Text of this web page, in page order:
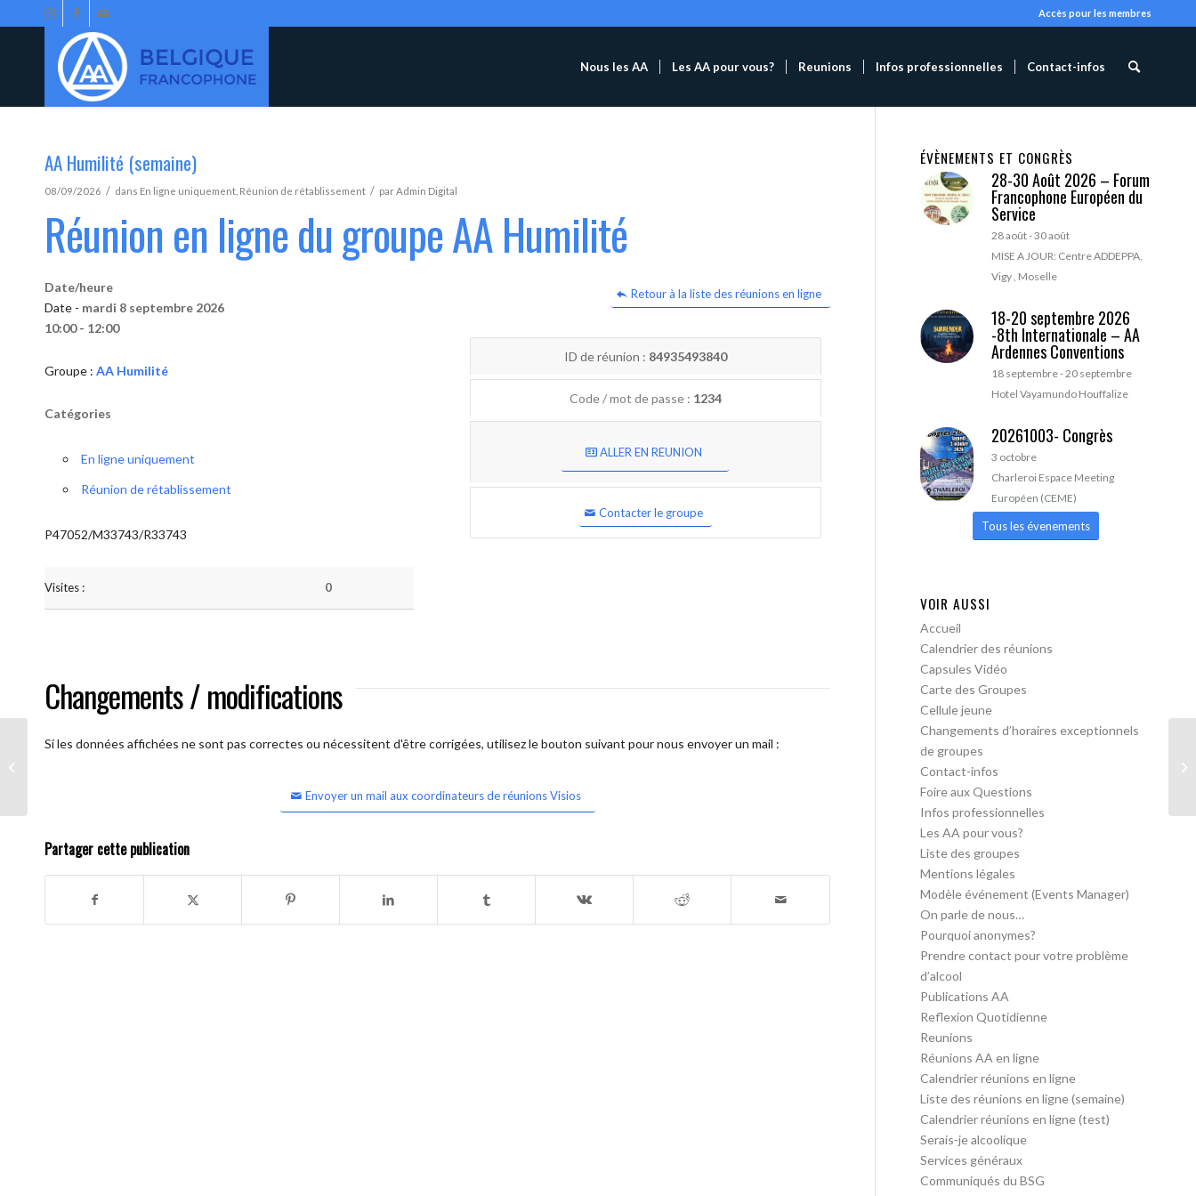
Accès pour les membres
Nous les AA Les AA pour vous? Reunions Infos professionnelles Contact-infos
AA Humilité (semaine)
08/09/2026 / dans En ligne uniquement Réunion de rétablissement / parAdmin Digital
Réunion en ligne du groupe AA Humilité
Retour à la liste des réunions en ligne
Date/heure
Date - mardi 8 septembre 2026
10:00 - 12:00
Groupe : AA Humilité
Catégories
En ligne uniquement
Réunion de rétablissement
P47052/M33743/R33743
Visites : 0
ID de réunion : 84935493840
Code / mot de passe : 1234
ALLER EN REUNION
Contacter le groupe
Changements / modifications
Si les données affichées ne sont pas correctes ou nécessitent d'être corrigées, utilisez le bouton suivant pour nous envoyer un mail :
Envoyer un mail aux coordinateurs de réunions Visios
Partager cette publication
ÉVÈNEMENTS ET CONGRÈS
28-30 Août 2026 – Forum
Francophone Européen du
Service
28 août-30 août
MISE A JOUR: Centre ADDEPPA,
Vigy , Moselle
18-20 septembre 2026
-8th Internationale – AA
Ardennes Conventions
18 septembre-20 septembre
Hotel Vayamundo Houffalize
20261003- Congrès
3 octobre
Charleroi Espace Meeting
Européen (CEME)
Tous les évenements
VOIR AUSSI
Accueil
Calendrier des réunions
Capsules Vidéo
Carte des Groupes
Cellule jeune
Changements d’horaires exceptionnels
de groupes
Contact-infos
Foire aux Questions
Infos professionnelles
Les AA pour vous?
Liste des groupes
Mentions légales
Modèle événement (Events Manager)
On parle de nous…
Pourquoi anonymes?
Prendre contact pour votre problème
d’alcool
Publications AA
Reflexion Quotidienne
Reunions
Réunions AA en ligne
Calendrier réunions en ligne
Liste des réunions en ligne (semaine)
Calendrier réunions en ligne (test)
Serais-je alcoolique
Services généraux
Communiqués du BSG